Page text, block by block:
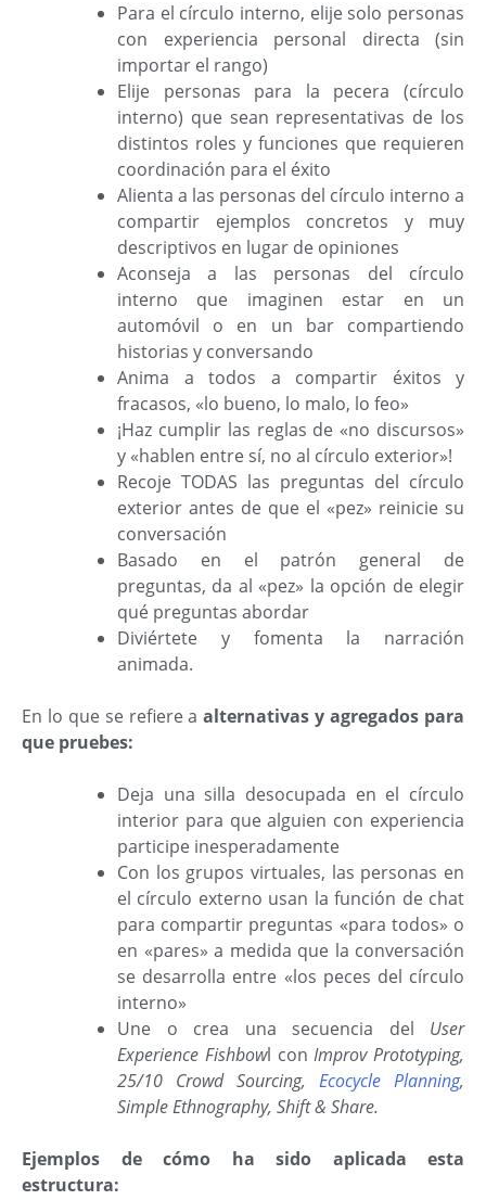
Para el círculo interno, elije solo personas
con experiencia personal directa (sin
importar el rango)
Elije personas para la pecera (círculo
interno) que sean representativas de los
distintos roles y funciones que requieren
coordinación para el éxito
Alienta a las personas del círculo interno a
compartir ejemplos concretos y muy
descriptivos en lugar de opiniones
Aconseja a las personas del círculo
interno que imaginen estar en un
automóvil o en un bar compartiendo
historias y conversando
Anima a todos a compartir éxitos y
fracasos, «lo bueno, lo malo, lo feo»
¡Haz cumplir las reglas de «no discursos»
y «hablen entre sí, no al círculo exterior»!
Recoje TODAS las preguntas del círculo
exterior antes de que el «pez» reinicie su
conversación
Basado en el patrón general de
preguntas, da al «pez» la opción de elegir
qué preguntas abordar
Diviértete y fomenta la narración
animada.
En lo que se refiere aalternativas y agregados para
que pruebes:
Deja una silla desocupada en el círculo
interior para que alguien con experiencia
participe inesperadamente
Con los grupos virtuales, las personas en
el círculo externo usan la función de chat
para compartir preguntas «para todos» o
en «pares» a medida que la conversación
se desarrolla entre «los peces del círculo
interno»
Une o crea una secuencia del User
Experience Fishbowl conImprov Prototyping,
25/10 Crowd Sourcing, Ecocycle Planning,
Simple Ethnography, Shift & Share.
Ejemplos de cómo ha sido aplicada esta
estructura: